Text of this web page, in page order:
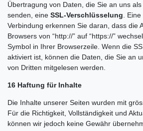
Übertragung von Daten, die Sie an uns
senden, eine SSL-Verschlüsselung .
Verbindung erkennen Sie daran, dass die
Browsers von “http://” auf “https://”
Symbol in Ihrer Browserzeile. Wenn die
aktiviert ist, können die Daten, die Sie an
von Dritten mitgelesen werden.
16 Haftung für Inhalte
Die Inhalte unserer Seiten wurden mit
Für die Richtigkeit, Vollständigkeit und
können wir jedoch keine Gewähr